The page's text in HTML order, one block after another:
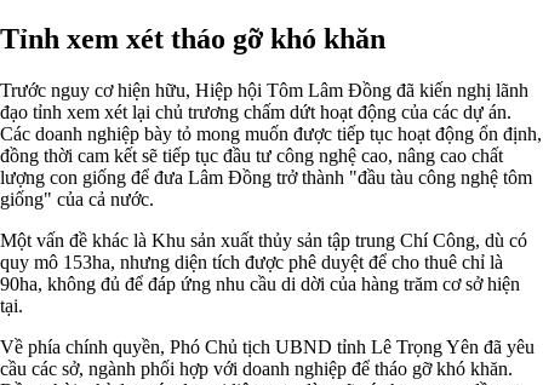
Tỉnh xem xét tháo gỡ khó khăn
Trước nguy cơ hiện hữu, Hiệp hội Tôm Lâm Đồng đã kiến nghị lãnh
đạo tỉnh xem xét lại chủ trương chấm dứt hoạt động của các dự án.
Các doanh nghiệp bày tỏ mong muốn được tiếp tục hoạt động ổn định,
đồng thời cam kết sẽ tiếp tục đầu tư công nghệ cao, nâng cao chất
lượng con giống để đưa Lâm Đồng trở thành "đầu tàu công nghệ tôm
giống" của cả nước.
Một vấn đề khác là Khu sản xuất thủy sản tập trung Chí Công, dù có
quy mô 153ha, nhưng diện tích được phê duyệt để cho thuê chỉ là
90ha, không đủ để đáp ứng nhu cầu di dời của hàng trăm cơ sở hiện
tại.
Về phía chính quyền, Phó Chủ tịch UBND tỉnh Lê Trọng Yên đã yêu
cầu các sở, ngành phối hợp với doanh nghiệp để tháo gỡ khó khăn.